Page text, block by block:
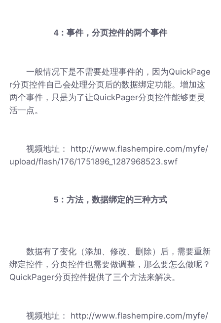
4：事件，分页控件的两个事件
一般情况下是不需要处理事件的，因为QuickPage
r分页控件自己会处理分页后的数据绑定功能。增加这
两个事件，只是为了让QuickPager分页控件能够更灵
活一点。
视频地址： http://www.flashempire.com/myfe/
upload/flash/176/1751896_1287968523.swf
5：方法，数据绑定的三种方式
数据有了变化（添加、修改、删除）后，需要重新
绑定控件，分页控件也需要做调整，那么要怎么做呢？
QuickPager分页控件提供了三个方法来解决。
视频地址： http://www.flashempire.com/myfe/